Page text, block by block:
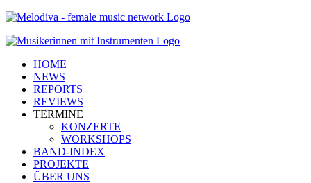
HOME
NEWS
REPORTS
REVIEWS
TERMINE
KONZERTE
WORKSHOPS
BAND-INDEX
PROJEKTE
ÜBER UNS